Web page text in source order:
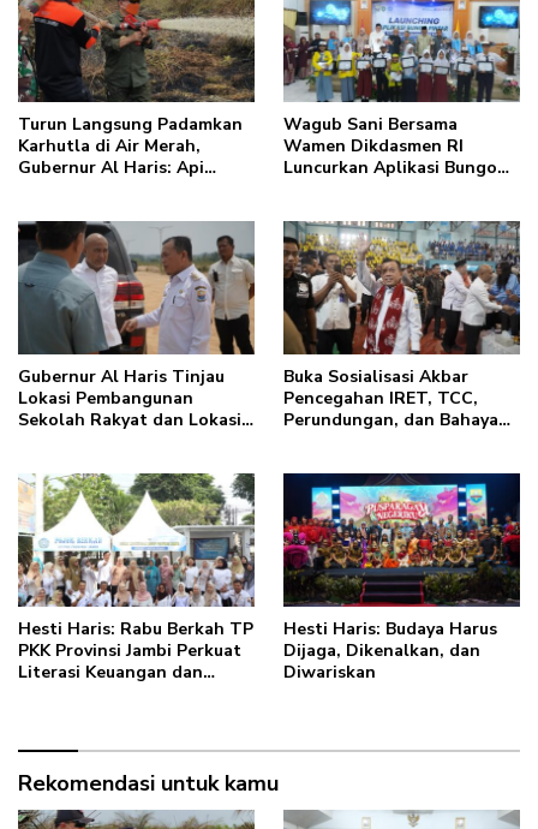
Turun Langsung Padamkan
Karhutla di Air Merah,
Gubernur Al Haris: Api
Wagub Sani Bersama
Wamen Dikdasmen RI
Luncurkan Aplikasi Bungo
Pendidikan di Jambi
Gubernur Al Haris Tinjau
Lokasi Pembangunan
Sekolah Rakyat dan Lokasi
Buka Sosialisasi Akbar
Pencegahan IRET, TCC,
Perundungan, dan Bahaya
anakku bisa jaga diri, 60%
masa depan sudah ada di
tangan”
Hesti Haris: Rabu Berkah TP
PKK Provinsi Jambi Perkuat
Literasi Keuangan dan
Hesti Haris: Budaya Harus
Dijaga, Dikenalkan, dan
Diwariskan
Rekomendasi untuk kamu